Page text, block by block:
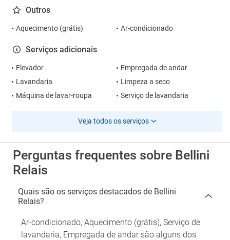
Outros
Aquecimento (grátis) Ar-condicionado
Serviços adicionais
Elevador
Empregada de andar
Lavandaria
Limpeza a seco
Máquina de lavar-roupa
Serviço de lavandaria
Veja todos os serviços
Perguntas frequentes sobre Bellini
Relais
Quais são os serviços destacados de Bellini
Relais?
Ar-condicionado, Aquecimento (grátis), Serviço de
lavandaria, Empregada de andar são alguns dos